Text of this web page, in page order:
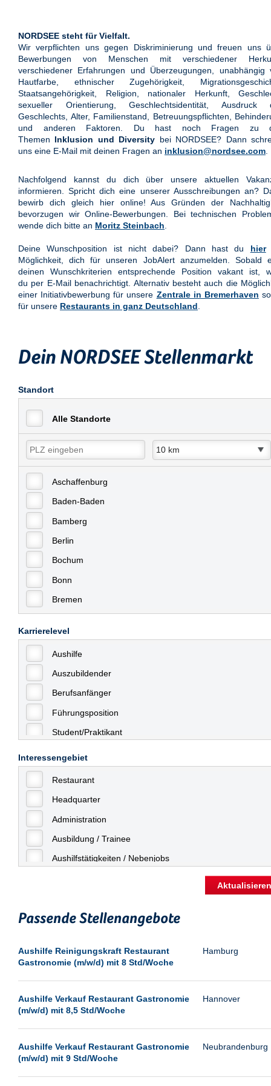
NORDSEE steht für Vielfalt.
Wir verpflichten uns gegen Diskriminierung und freuen uns
Bewerbungen von Menschen mit verschiedener
verschiedener Erfahrungen und Überzeugungen, unabhängig
Hautfarbe, ethnischer Zugehörigkeit,
Staatsangehörigkeit, Religion, nationaler Herkunft,
sexueller Orientierung, Geschlechtsidentität, Ausdruck
Geschlechts, Alter, Familienstand, Betreuungspflichten,
und anderen Faktoren. Du hast noch Fragen zu
Themen Inklusion und Diversity bei NORDSEE? Dann
uns eine E-Mail mit deinen Fragen an inklusion@nordsee.com
Nachfolgend kannst du dich über unsere aktuellen
informieren. Spricht dich eine unserer Ausschreibungen an?
bewirb dich gleich hier online! Aus Gründen der
bevorzugen wir Online-Bewerbungen. Bei technischen
wende dich bitte an Moritz Steinbach
Deine Wunschposition ist nicht dabei? Dann hast du hier
Möglichkeit, dich für unseren JobAlert anzumelden. Sobald
deinen Wunschkriterien entsprechende Position vakant ist,
du per E-Mail benachrichtigt. Alternativ besteht auch die
einer Initiativbewerbung für unsere Zentrale in Bremerhaven
für unsere Restaurants in ganz Deutschland
Dein NORDSEE Stellenmarkt
Standort
Alle Standorte
Aschaffenburg
Baden-Baden
Bamberg
Berlin
Bochum
Bonn
Bremen
Celle
Chemnitz
Dessau
Dresden
Düsseldorf
Erfurt
Essen
Frankfurt
Frankfurt am Main
Freiburg
Fulda
Göppingen
Hamburg
Heilbronn
Ingolstadt
Kassel
Laatzen
Karrierelevel
Aushilfe
Auszubildender
Berufsanfänger
Führungsposition
Student/Praktikant
Interessengebiet
Restaurant
Headquarter
Administration
Ausbildung / Trainee
Aushilfstätigkeiten / Nebenjobs
Sonstiges
Passende Stellenangebote
Aushilfe Reinigungskraft Restaurant
Gastronomie (m/w/d) mit 8 Std/Woche
Hamburg
Aushilfe Verkauf Restaurant Gastronomie
(m/w/d) mit 8,5 Std/Woche
Hannover
Aushilfe Verkauf Restaurant Gastronomie
(m/w/d) mit 9 Std/Woche
Neubrandenburg